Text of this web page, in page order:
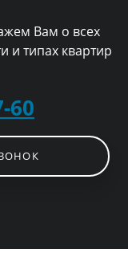
Вам о всех
и типах квартир
60